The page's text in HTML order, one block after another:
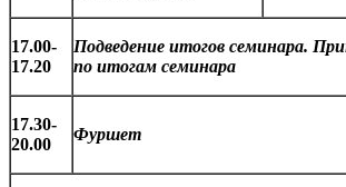
17.00-
17.20
Подведение итогов семинара.
по итогам семинара
17.30-
20.00
Фуршет